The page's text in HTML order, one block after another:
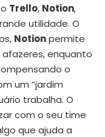
Trello, Notion,
utilidade. O
Notionpermite
enquanto
o
um “jardim
trabalha. O
com o seu time
que ajuda a